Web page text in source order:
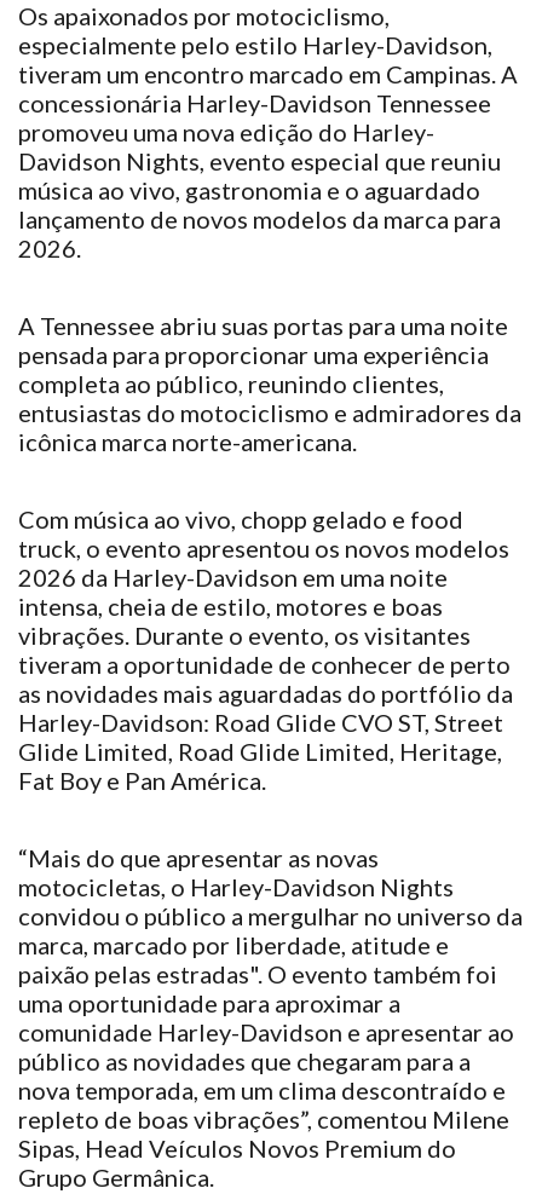
Os apaixonados por motociclismo,
especialmente pelo estilo Harley-Davidson,
tiveram um encontro marcado em Campinas. A
concessionária Harley-Davidson Tennessee
promoveu uma nova edição do Harley-
Davidson Nights, evento especial que reuniu
música ao vivo, gastronomia e o aguardado
lançamento de novos modelos da marca para
2026.
A Tennessee abriu suas portas para uma noite
pensada para proporcionar uma experiência
completa ao público, reunindo clientes,
entusiastas do motociclismo e admiradores da
icônica marca norte-americana.
Com música ao vivo, chopp gelado e food
truck, o evento apresentou os novos modelos
2026 da Harley-Davidson em uma noite
intensa, cheia de estilo, motores e boas
vibrações. Durante o evento, os visitantes
tiveram a oportunidade de conhecer de perto
as novidades mais aguardadas do portfólio da
Harley-Davidson: Road Glide CVO ST, Street
Glide Limited, Road Glide Limited, Heritage,
Fat Boy e Pan América.
“Mais do que apresentar as novas
motocicletas, o Harley-Davidson Nights
convidou o público a mergulhar no universo da
marca, marcado por liberdade, atitude e
paixão pelas estradas". O evento também foi
uma oportunidade para aproximar a
comunidade Harley-Davidson e apresentar ao
público as novidades que chegaram para a
nova temporada, em um clima descontraído e
repleto de boas vibrações”, comentou Milene
Sipas, Head Veículos Novos Premium do
Grupo Germânica.